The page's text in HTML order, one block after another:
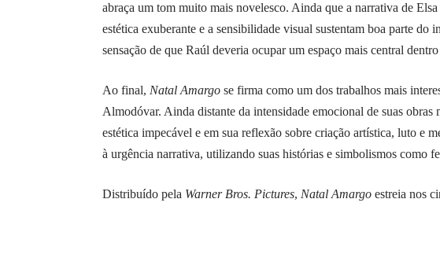
abraça um tom muito mais novelesco. Ainda que a narrativa de
estética exuberante e a sensibilidade visual sustentam boa parte do
sensação de que Raúl deveria ocupar um espaço mais central
Ao final, Natal Amargo se firma como um dos trabalhos mais
Almodóvar. Ainda distante da intensidade emocional de suas obras
estética impecável e em sua reflexão sobre criação artística, luto e
à urgência narrativa, utilizando suas histórias e simbolismos como
Distribuído pela Warner Bros. Pictures, Natal Amargo estreia nos